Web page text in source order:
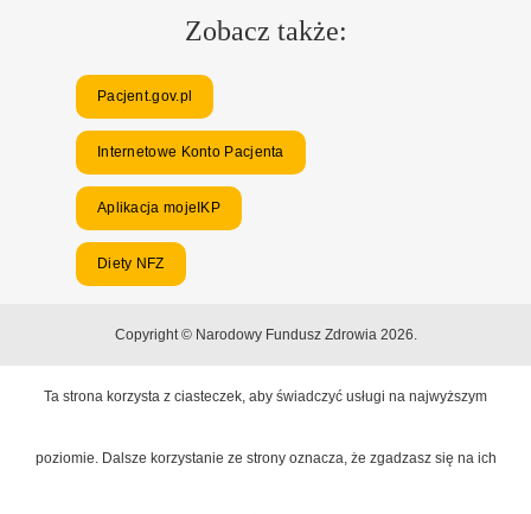
Zobacz także:
Pacjent.gov.pl
Internetowe Konto Pacjenta
Aplikacja mojeIKP
Diety NFZ
Copyright © Narodowy Fundusz Zdrowia 2026.
Ta strona korzysta z ciasteczek, aby świadczyć usługi na najwyższym
poziomie. Dalsze korzystanie ze strony oznacza, że zgadzasz się na ich